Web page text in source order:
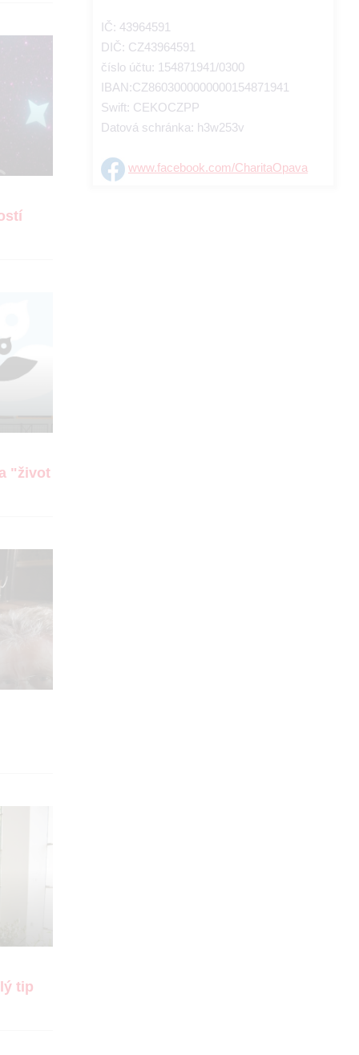
IČ: 43964591
DIČ: CZ43964591
číslo účtu: 154871941/0300
IBAN:CZ8603000000000154871941
Swift: CEKOCZPP
Datová schránka: h3w253v
www.facebook.com/CharitaOpava
"život
tip